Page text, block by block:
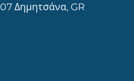
Δημητσάνα, GR